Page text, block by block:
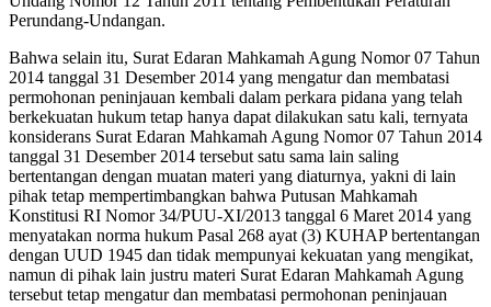
Perundang-Undangan.
Bahwa selain itu, Surat Edaran Mahkamah Agung Nomor 07 Tahun
2014 tanggal 31 Desember 2014 yang mengatur dan membatasi
permohonan peninjauan kembali dalam perkara pidana yang telah
berkekuatan hukum tetap hanya dapat dilakukan satu kali, ternyata
konsiderans Surat Edaran Mahkamah Agung Nomor 07 Tahun 2014
tanggal 31 Desember 2014 tersebut satu sama lain saling
bertentangan dengan muatan materi yang diaturnya, yakni di lain
pihak tetap mempertimbangkan bahwa Putusan Mahkamah
Konstitusi RI Nomor 34/PUU-XI/2013 tanggal 6 Maret 2014 yang
menyatakan norma hukum Pasal 268 ayat (3) KUHAP bertentangan
dengan UUD 1945 dan tidak mempunyai kekuatan yang mengikat,
namun di pihak lain justru materi Surat Edaran Mahkamah Agung
tersebut tetap mengatur dan membatasi permohonan peninjauan